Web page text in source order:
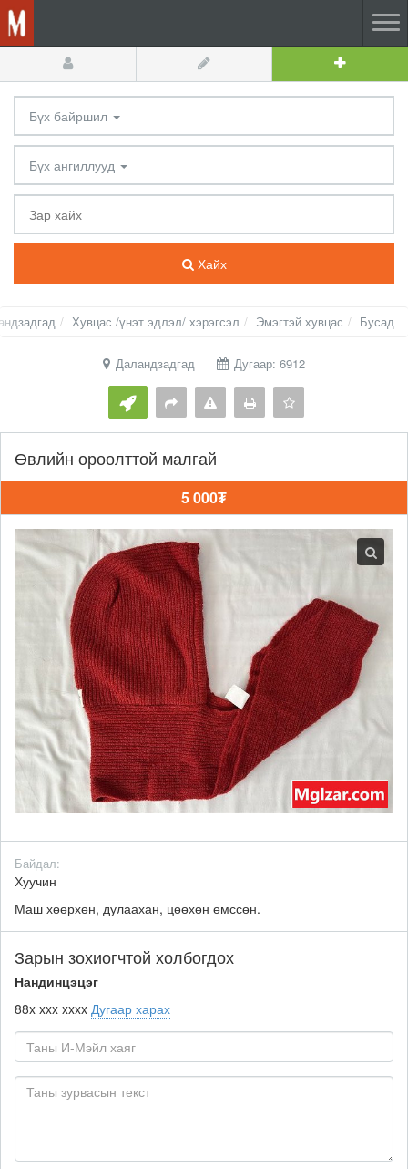
Бүх байршил
Бүх ангиллууд
Хайх
Хувцас /үнэт эдлэл/ хэрэгсэл Эмэгтэй хувцас Бусад
Даландзадгад Дугаар: 6912
Өвлийн ороолттой малгай
5 000₮
Байдал:
Хуучин
Маш хөөрхөн, дулаахан, цөөхөн өмссөн.
Зарын зохиогчтой холбогдох
Нандинцэцэг
88x xxx xxxx Дугаар харах